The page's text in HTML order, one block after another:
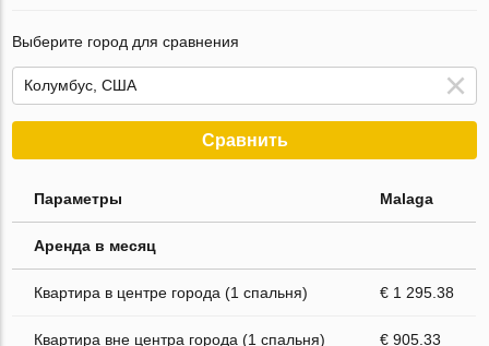
Выберите город для сравнения
Сравнить
Параметры Malaga
Аренда в месяц
Квартира в центре города (1 спальня) € 1 295.38
Квартира вне центра города (1 спальня) € 905.33